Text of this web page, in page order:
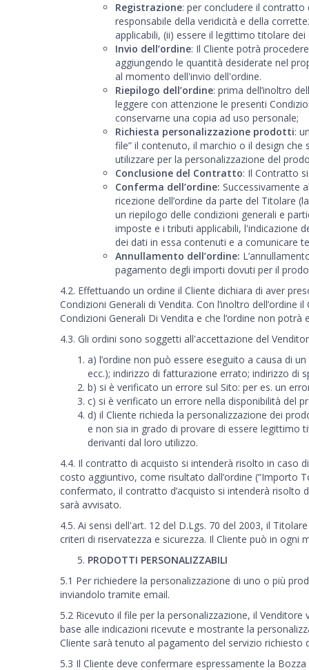
Registrazione: per concludere il contratto
responsabile della veridicità e della
applicabili, (ii) essere il legittimo titolare
Invio dell’ordine: Il Cliente potrà
aggiungendo le quantità desiderate nel
al momento dell'invio dell'ordine.
Riepilogo dell’ordine: prima dell’inoltro
leggere con attenzione le presenti
conservarne una copia ad uso personale;
Richiesta personalizzazione prodotti:
file” il contenuto, il marchio o il design
utilizzare per la personalizzazione del
Conclusione del Contratto: Il Contratto
Conferma dell’ordine: Successivamente
ricezione dell’ordine da parte del Titolare
un riepilogo delle condizioni generali e
imposte e i tributi applicabili, l'indicazione
dei dati in essa contenuti e a comunicare
Annullamento dell’ordine:
pagamento degli importi dovuti per il
4.2. Effettuando un ordine il Cliente dichiara di aver
Condizioni Generali di Vendita. Con l’inoltro
Condizioni Generali Di Vendita e che l’ordine non
4.3. Gli ordini sono soggetti all'accettazione del
a) l’ordine non può essere eseguito a causa di
ecc.); indirizzo di fatturazione errato; indirizzo di
b) si è verificato un errore sul Sito: per es. un
c) si è verificato un errore nella disponibilità del
d) il Cliente richieda la personalizzazione dei
e non sia in grado di provare di essere legittimo
derivanti dal loro utilizzo.
4.4. Il contratto di acquisto si intenderà risolto in caso
costo aggiuntivo, come risultato dall’ordine (“Importo
confermato, il contratto d’acquisto si intenderà risolto
sarà avvisato.
4.5. Ai sensi dell'art. 12 del D.Lgs. 70 del 2003, il
criteri di riservatezza e sicurezza. Il Cliente può in ogni
PRODOTTI PERSONALIZZABILI
5.1 Per richiedere la personalizzazione di uno o più
inviandolo tramite email.
5.2 Ricevuto il file per la personalizzazione, il
base alle indicazioni ricevute e mostrante la
Cliente sarà tenuto al pagamento del servizio
5.3 Il Cliente deve confermare espressamente la